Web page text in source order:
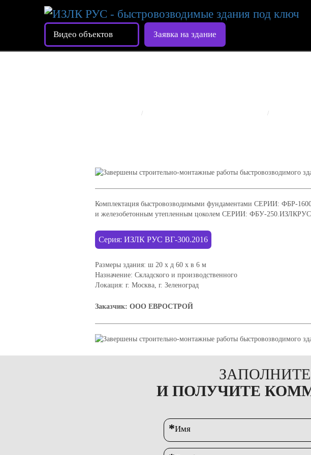
Видео объектов Заявка на здание
Комплектация быстровозводимыми фундаментами СЕРИИ: ФБР-
и железобетонным утепленным цоколем СЕРИИ: ФБУ-
Серия: ИЗЛК РУС ВГ-300.2016
Размеры здания: ш 20 х д 60 х в 6 м
Назначение: Складского и производственного
Локация: г. Москва, г. Зеленоград
Заказчик: ООО ЕВРОСТРОЙ
И ПОЛУЧИТЕ
*Имя